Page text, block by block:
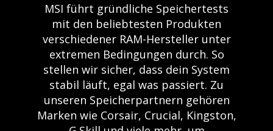
MSI führt gründliche Speichertests
mit den beliebtesten Produkten
verschiedener RAM-Hersteller unter
extremen Bedingungen durch. So
stellen wir sicher, dass dein System
stabil läuft, egal was passiert. Zu
unseren Speicherpartnern gehören
Marken wie Corsair, Crucial, Kingston,